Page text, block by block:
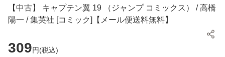
【中古】 キャプテン翼 19 （ジャンプ コミックス） / 高橋
陽一 / 集英社 [コミック]【メール便送料無料】
309円(税込)